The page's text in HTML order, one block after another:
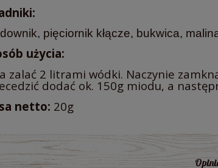
pięciornik kłącze, bukwica,
użycia:
zalać 2 litrami wódki. Naczynie
dodać ok. 150g miodu, a
netto: 20g